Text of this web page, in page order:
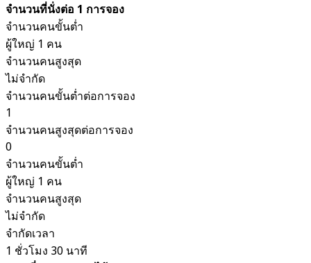
จำนวนที่นั่งต่อ 1 การจอง
จำนวนคนขั้นต่ำ
ผู้ใหญ่ 1 คน
จำนวนคนสูงสุด
ไม่จำกัด
จำนวนคนขั้นต่ำต่อการจอง
1
จำนวนคนสูงสุดต่อการจอง
0
จำนวนคนขั้นต่ำ
ผู้ใหญ่ 1 คน
จำนวนคนสูงสุด
ไม่จำกัด
จำกัดเวลา
1 ชั่วโมง 30 นาที